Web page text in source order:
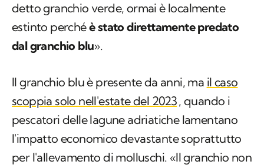
detto granchio verde, ormai è localmente
estinto perchéè stato direttamente predato
dal granchio blu».
Il granchio blu è presente da anni, ma il caso
scoppia solo nell'estate del 2023, quando i
pescatori delle lagune adriatiche lamentano
l'impatto economico devastante soprattutto
per l'allevamento di molluschi. «Il granchio non